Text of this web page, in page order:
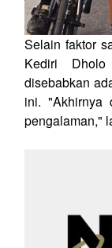
Selain faktor
Kediri
disebabkan
ini. "Akhirnya
pengalaman,"